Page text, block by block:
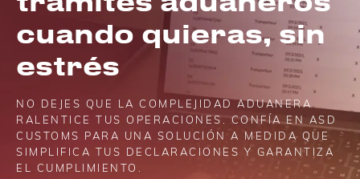
cuando quieras, sin
estrés
NO DEJES QUE LA COMPLEJIDAD ADUANERA
RALENTICE TUS OPERACIONES. CONFÍA EN ASD
CUSTOMS PARA UNA SOLUCIÓN A MEDIDA QUE
SIMPLIFICA TUS DECLARACIONES Y GARANTIZA
EL CUMPLIMIENTO.